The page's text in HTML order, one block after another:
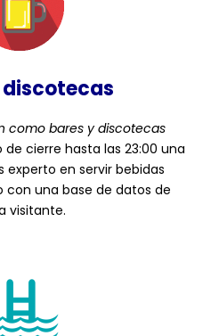
discotecas
como bares y discotecas
cierre hasta las 23:00 una
experto en servir bebidas
una base de datos de
visitante.